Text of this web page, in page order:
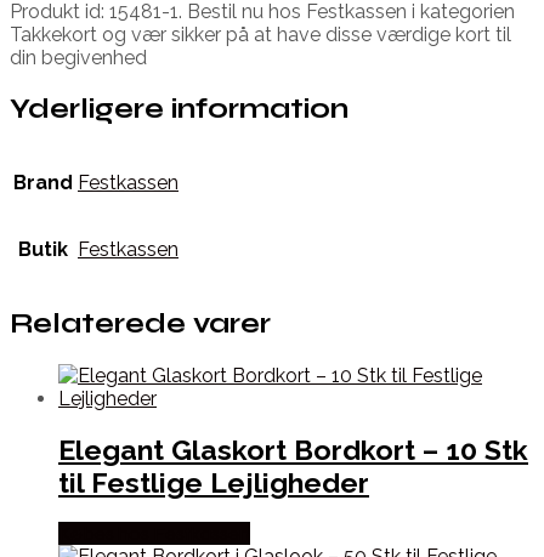
Produkt id: 15481-1. Bestil nu hos Festkassen i kategorien
Takkekort og vær sikker på at have disse værdige kort til
din begivenhed
Yderligere information
Brand Festkassen
Butik Festkassen
Relaterede varer
Elegant Glaskort Bordkort – 10 Stk
til Festlige Lejligheder